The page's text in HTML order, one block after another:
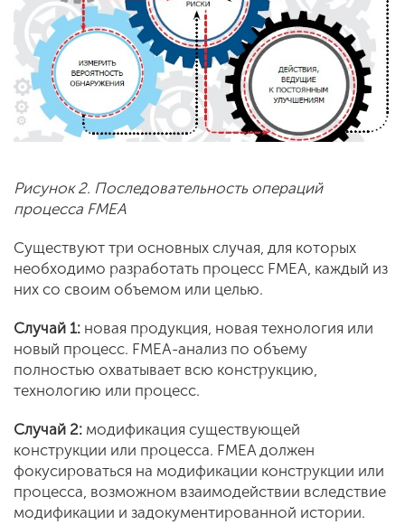
Рисунок 2. Последовательность операций
процесса FMEA
Существуют три основных случая, для которых
необходимо разработать процесс FMEA, каждый из
них со своим объемом или целью.
Случай 1: новая продукция, новая технология или
новый процесс. FMEA-анализ по объему
полностью охватывает всю конструкцию,
технологию или процесс.
Случай 2: модификация существующей
конструкции или процесса. FMEA должен
фокусироваться на модификации конструкции или
процесса, возможном взаимодействии вследствие
модификации и задокументированной истории.